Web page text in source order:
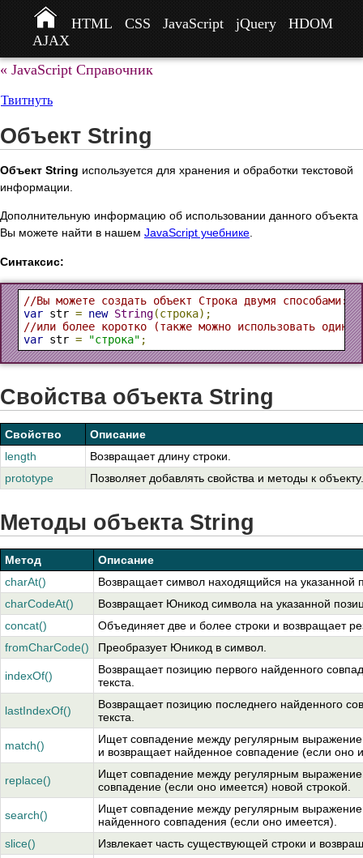
HTML CSS JavaScript jQuery
HDOM
AJAX
« JavaScript Справочник
Твитнуть
Объект String
Объект String используется для хранения и обработки текстовой
информации.
Дополнительную информацию об использовании данного объекта
Вы можете найти в нашем JavaScript учебнике.
Синтаксис:
//Вы можете создать объект Строка двумя способами:
var str = new String(строка);
//или более коротко (также можно использовать
var str = "строка" ;
Свойства объекта String
Свойство
Описание
length
Возвращает длину строки.
prototype
Позволяет добавлять свойства и методы к объекту.
Методы объекта String
Метод
Описание
charAt()
Возвращает символ находящийся на указанной
charCodeAt()
Возвращает Юникод символа на указанной
concat()
Объединяет две и более строки и возвращает
fromCharCode()
Преобразует Юникод в символ.
indexOf()
Возвращает позицию первого найденного
текста.
lastIndexOf()
Возвращает позицию последнего найденного
текста.
match()
Ищет совпадение между регулярным
и возвращает найденное совпадение (если оно
replace()
Ищет совпадение между регулярным
совпадение (если оно имеется) новой строкой.
search()
Ищет совпадение между регулярным
найденного совпадения (если оно имеется).
slice()
Извлекает часть существующей строки и